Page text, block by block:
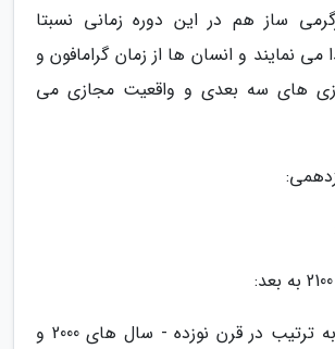
ساز هم در این دوره زمانی نسبتا
می نمایند و انسان ها از زمان گرامافون و
های سه بعدی و واقعیت مجازی می
اتاق ناهارخوری به ترتیب در قرن نوزده - سال های 2000 و